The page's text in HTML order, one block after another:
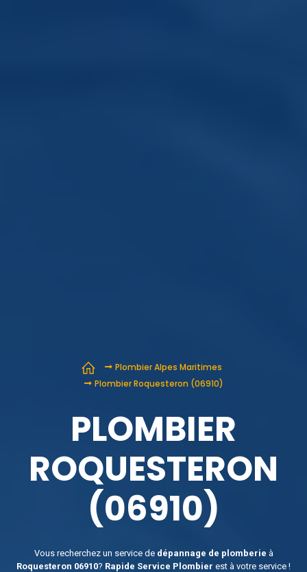
Plombier Alpes Maritimes
Plombier Roquesteron (06910)
PLOMBIER
ROQUESTERON
(06910)
Vous recherchez un service de dépannage de plomberie à
Roquesteron 06910? Rapide Service Plombier est à votre service !